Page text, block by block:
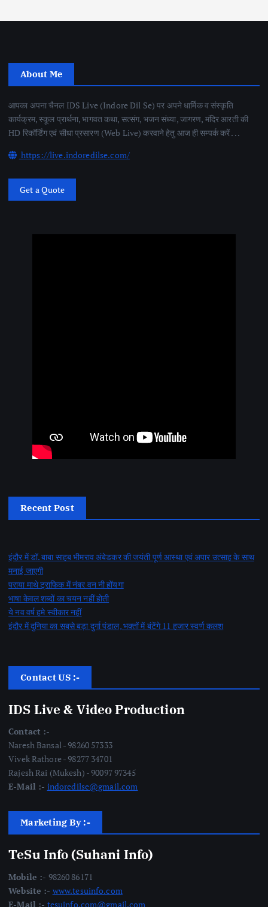
About Me
आपका अपना चैनल IDS Live (Indore Dil Se) पर अपने धार्मिक व संस्कृति
कार्यक्रम, स्कूल प्रार्थना, भागवत कथा, सत्संग, भजन संध्या, जागरण, मंदिर आरती की
HD रिकॉर्डिंग एवं सीधा प्रसारण (Web Live) करवाने हेतु आज ही सम्पर्क करें . . .
https://live.indoredilse.com/
Get a Quote
Recent Post
इंदौर में डॉ. बाबा साहब भीमराव अंबेडकर की जयंती पूर्ण आस्था एवं अपार उत्साह के साथ
मनाई जाएगी
पराया माथे ट्राफिक में नंबर वन नी होंयगा
भाषा केवल शब्दों का चयन नहीं होती
ये नव वर्ष हमे स्वीकार नहीं
इंदौर में दुनिया का सबसे बड़ा दुर्गा पंडाल, भक्तों में बंटेंगे 11 हजार स्वर्ण कलश
Contact US :-
IDS Live & Video Production
Contact :-
Naresh Bansal - 98260 57333
Vivek Rathore - 98277 34701
Rajesh Rai (Mukesh) - 90097 97345
E-Mail :- indoredilse@gmail.com
Marketing By :-
TeSu Info (Suhani Info)
Mobile :- 98260 86171
Website :- www.tesuinfo.com
E-Mail :- tesuinfo.com@gmail.com